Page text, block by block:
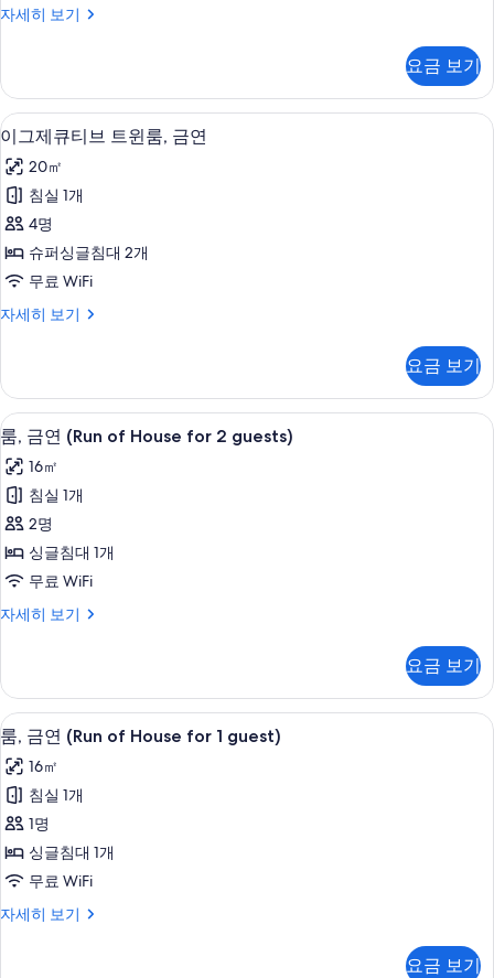
보
세
금
사
진
모
두
보
기
자세히 보기
비
더
블
룸,
금
연
자
세
히
보
기
요금 보기
이
그
제
큐
티
브
윈
금
연
사
진
모
두
보
기
4
이그제큐티브 트윈룸, 금연
20㎡
침실 1개
4명
슈퍼싱글침대 2개
무료 WiFi
자세히 보기
이
티
브
트
윈
룸,
금
연
자
세
히
보
기
요금 보기
룸,
금
연
(Run
of
House
for
2
진
모
두
보
기
4
룸, 금연 (Run of House for 2 guests)
16㎡
침실 1개
2명
싱글침대 1개
무료 WiFi
자세히 보기
룸,
of
House
for
2
guests)
자
세
히
보
기
요금 보기
룸,
금
연
(Run
of
House
for
1
4
룸, 금연 (Run of House for 1 guest)
16㎡
침실 1개
1명
싱글침대 1개
무료 WiFi
자세히 보기
룸,
요금 보기